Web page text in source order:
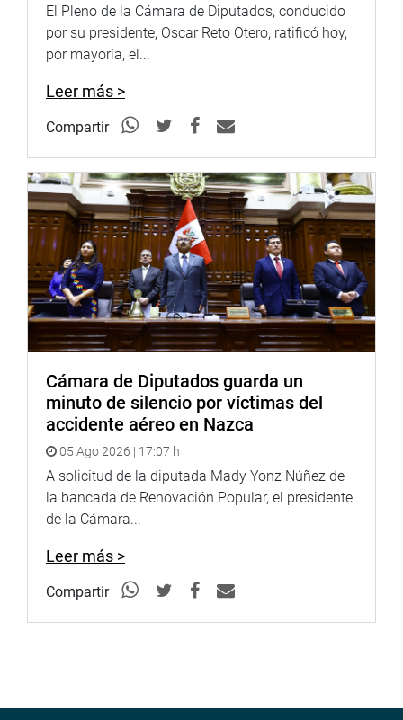
eliminando las prácticas discriminatorias y brechas
laborales existentes, promoviendo una igualdad de trato
en el ejercicio de su derecho al trabajo”, refirió el
PRENSA-CONGRESO
Puede encontrar más información en nuestra página web
http://www.congreso.gob.pe/
Facebook:
https://www.facebook.com/congresodelarepublicadelperu?
fref=ts
Twitter:https://twitter.com/congresoperu
https://twitter.com/congresoperu>
Youtube:http://www.youtube.com/congresoperu
http://www.youtube.com/congresoperu>
Soundcloud:https://soundcloud.com/radiocongreso
Sistema de Archivo Fotográfico (SAF):
http://www4.congreso.gob.pe/fotografia.asp
El Pleno de la Cámara de Diputados, conducido
por su presidente, Oscar Reto Otero, ratificó hoy,
por mayoría, el...
Leer más >
Compartir
Cámara de Diputados guarda un
minuto de silencio por víctimas del
accidente aéreo en Nazca
05 Ago 2026 | 17:07 h
A solicitud de la diputada Mady Yonz Núñez de
la bancada de Renovación Popular, el presidente
de la Cámara...
Leer más >
Compartir